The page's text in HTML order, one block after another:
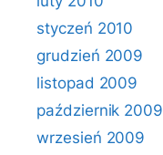
styczeń 2010
grudzień 2009
listopad 2009
październik 2009
wrzesień 2009